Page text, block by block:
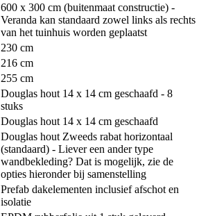
600 x 300 cm (buitenmaat constructie) -
Veranda kan standaard zowel links als rechts
van het tuinhuis worden geplaatst
230 cm
216 cm
255 cm
Douglas hout 14 x 14 cm geschaafd - 8
stuks
Douglas hout 14 x 14 cm geschaafd
Douglas hout Zweeds rabat horizontaal
(standaard) - Liever een ander type
wandbekleding? Dat is mogelijk, zie de
opties hieronder bij samenstelling
Prefab dakelementen inclusief afschot en
isolatie